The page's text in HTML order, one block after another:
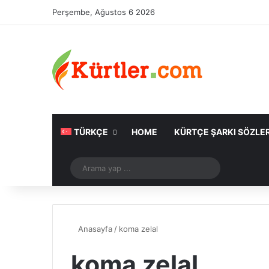
Perşembe, Ağustos 6 2026
TÜRKÇE HOME KÜRTÇE ŞARKI
Rastgele Makale
yap
Anasayfa / koma zelal